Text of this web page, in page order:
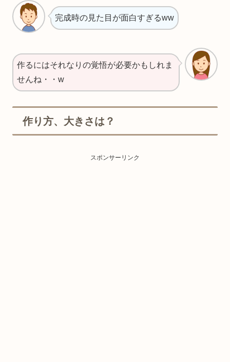
完成時の見た目が面白すぎるww
作るにはそれなりの覚悟が必要かもしれま
せんね・・w
作り方、大きさは？
スポンサーリンク